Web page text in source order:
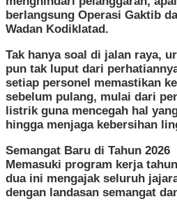
berlangsung Operasi Gaktib
Wadan Kodiklatad.
​Tak hanya soal di jalan raya,
pun tak luput dari
setiap personel memastikan
sebelum pulang, mulai dari
listrik guna mencegah hal
hingga menjaga kebersihan
​Semangat Baru di Tahun 2026
​Memasuki program kerja
dua ini mengajak seluruh
dengan landasan semangat